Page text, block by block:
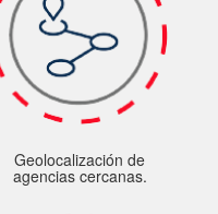
Geolocalización de
agencias cercanas.